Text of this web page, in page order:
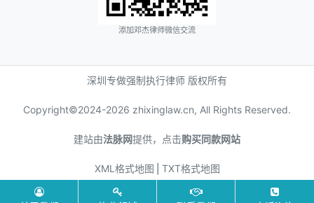
添加邓杰律师微信交流
深圳专做强制执行律师 版权所有
Copyright©2024-2026 zhixinglaw.cn, All Rights Reserved.
建站由法脉网提供，点击购买同款网站
XML格式地图 TXT格式地图